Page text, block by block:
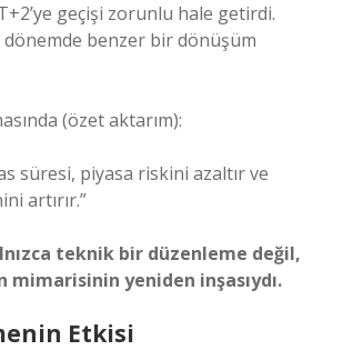
geçişi zorunlu hale getirdi.
dönemde benzer bir dönüşüm
(özet aktarım):
süresi, piyasa riskini azaltır ve
artırır.”
teknik bir düzenleme değil,
mimarisinin yeniden inşasıydı.
Etkisi